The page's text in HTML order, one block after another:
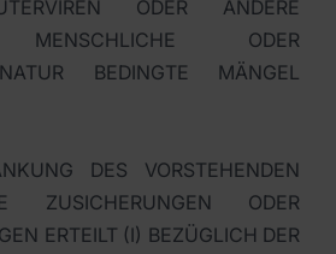
ODER ANDERE
MENSCHLICHE ODER
BEDINGTE MÄNGEL
DES VORSTEHENDEN
ZUSICHERUNGEN ODER
ERTEILT (I) BEZÜGLICH DER